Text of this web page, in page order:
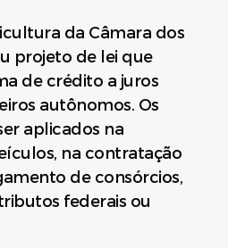
da Câmara dos
projeto de lei que
de crédito a juros
autônomos. Os
aplicados na
na contratação
de consórcios,
federais ou